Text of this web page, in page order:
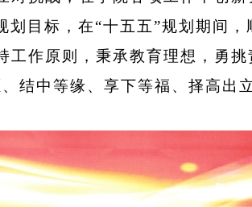
划目标，在“十五五”规划期间
作原则，秉承教育理想，勇挑
结中等缘、享下等福、择高出